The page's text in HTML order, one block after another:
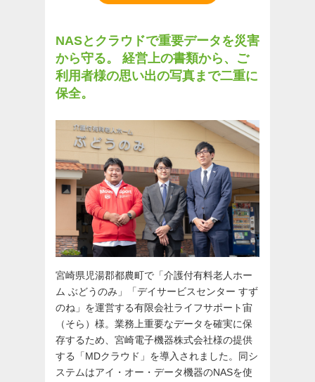
NASとクラウドで重要データを災害
から守る。
経営上の書類から、ご
利用者様の思い出の写真まで二重に
保全。
宮崎県児湯郡都農町で「介護付有料老人ホー
ム ぶどうのみ」「デイサービスセンター すず
のね」を運営する有限会社ライフサポート宙
（そら）様。業務上重要なデータを確実に保
存するため、宮崎電子機器株式会社様の提供
する「MDクラウド」を導入されました。同シ
ステムはアイ・オー・データ機器のNASを使